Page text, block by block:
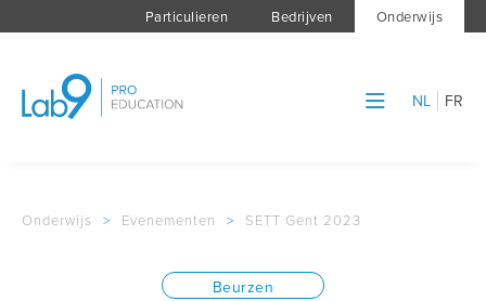
Particulieren Bedrijven Onderwijs
NL FR
Onderwijs > Evenementen > SETT Gent 2023
Beurzen